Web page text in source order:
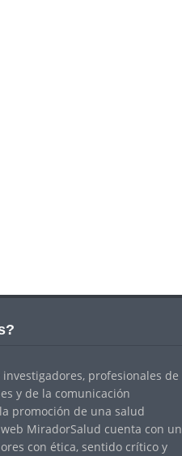
profesionales de
y de la comunicación
promoción de una salud
MiradorSalud cuenta con un
con ética, sentido crítico y